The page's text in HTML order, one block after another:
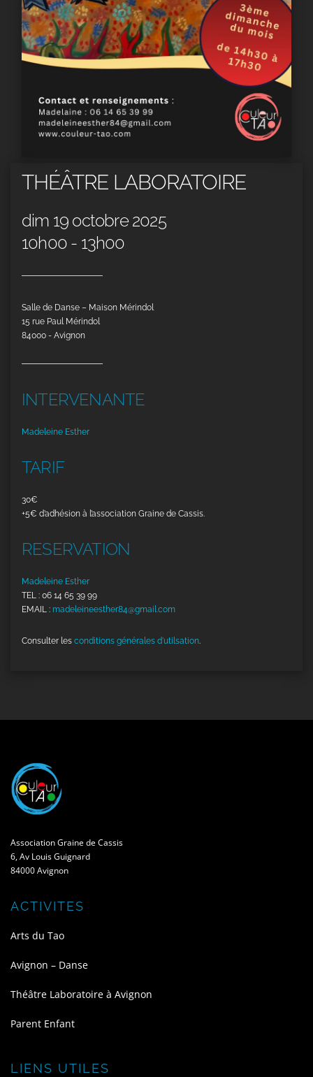
THÉÂTRE LABORATOIRE
dim 19 octobre 2025
10h00 - 13h00
Salle de Danse – Maison Mérindol
15 rue Paul Mérindol
84000 - Avignon
INTERVENANTE
Madeleine Esther
TARIF
30€
+5€ d’adhésion à l’association Graine de Cassis.
RESERVATION
Madeleine Esther
TEL : 06 14 65 39 99
EMAIL : madeleineesther84@gmail.com
Consulter les conditions générales d'utilsation.
Association Graine de Cassis
6, Av Louis Guignard
84000 Avignon
ACTIVITES
Arts du Tao
Avignon – Danse
Théâtre Laboratoire à Avignon
Parent Enfant
LIENS UTILES